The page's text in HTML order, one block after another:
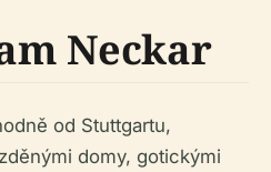
Neckar
od Stuttgartu,
domy, gotickými